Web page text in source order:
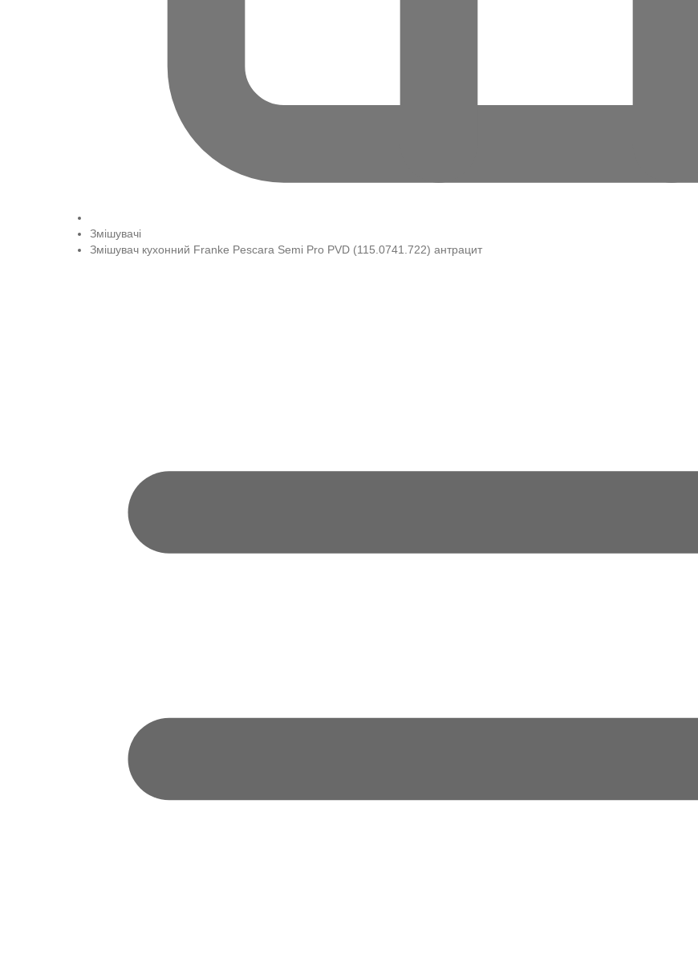
Змішувачі
Змішувач кухонний Franke Pescara Semi Pro PVD (115.0741.722) антрацит